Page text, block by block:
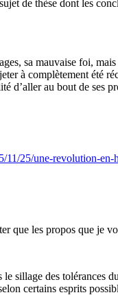
de thèse dont les
sa mauvaise foi,
à complètement été
d’aller au bout de ses
25/une-revolution-en-
que les propos que je
sillage des tolérances
certains esprits